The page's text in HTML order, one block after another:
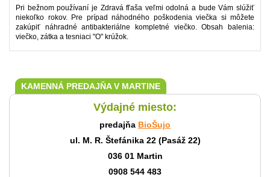
Pri bežnom používaní je Zdravá fľaša veľmi odolná a bude Vám slúžiť
niekoľko rokov. Pre prípad náhodného poškodenia viečka si môžete
zakúpiť náhradné antibakteriálne kompletné viečko. Obsah balenia:
viečko, zátka a tesniaci "O" krúžok.
KAMENNÁ PREDAJŇA V MARTINE
Výdajné miesto:
predajňa BioŠujo
ul. M. R. Štefánika 22 (Pasáž 22)
036 01 Martin
0908 544 483